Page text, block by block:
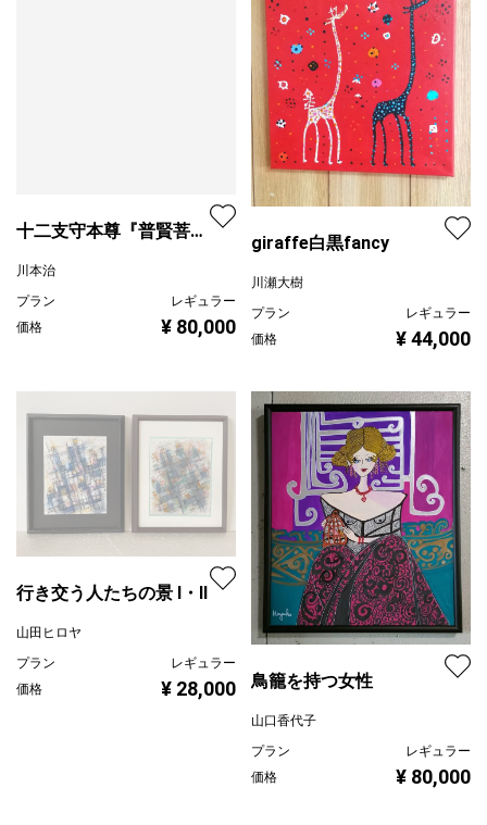
十二支守本尊『普賢菩薩
川本治
プラン
レギュラー
価格
¥ 80,000
giraffe白黒fancy
川瀬大樹
プラン
レギュラー
価格
¥ 44,000
行き交う人たちの景 Ⅰ・Ⅱ
山田ヒロヤ
プラン
レギュラー
価格
¥ 28,000 鳥籠を持つ女性
山口香代子
プラン
レギュラー
価格
¥ 80,000